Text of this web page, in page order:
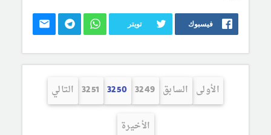
فيسبوك تويتر
الأولى السابق 3249
3250
3251 التالي
الأخيرة